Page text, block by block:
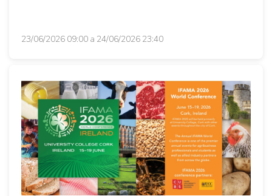
23/06/2026 09:00 a 24/06/2026 23:40